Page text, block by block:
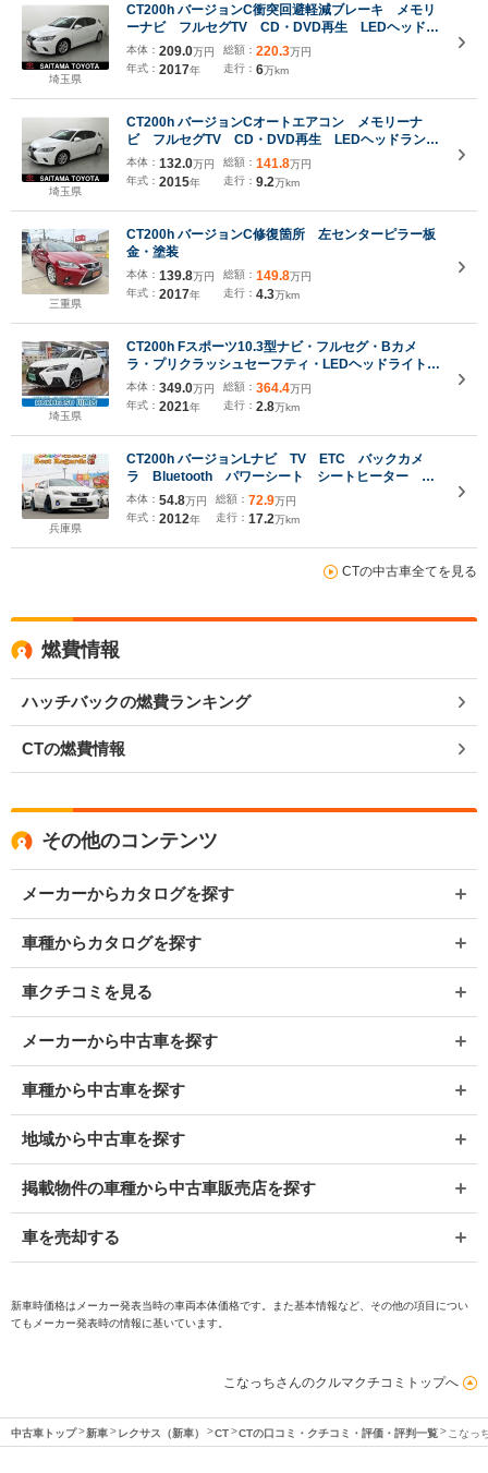
埼玉県
CT200h バージョンC衝突回避軽減ブレーキ メモリ
ーナビ フルセグTV CD・DVD再生 LEDヘッドラ
ンプ スマートキー オートエアコン パワーウィン
ドウ パワーステアリング クルーズコントロール
本体： 209.0万円
年式： 2017年
総額： 220.3万円
走行： 6万km
埼玉県
CT200h バージョンCオートエアコン メモリーナ
ビ フルセグTV CD・DVD再生 LEDヘッドラン
プ 純正アルミホイール スマートキー クルーズコ
ントロール パワーシート 合成皮革シート アイド
リングストップ
本体： 132.0万円
年式： 2015年
総額： 141.8万円
走行： 9.2万km
三重県
CT200h バージョンC修復箇所 左センターピラー板
金・塗装
本体： 139.8万円
年式： 2017年
総額： 149.8万円
走行： 4.3万km
埼玉県
CT200h Fスポーツ10.3型ナビ・フルセグ・Bカメ
ラ・プリクラッシュセーフティ・LEDヘッドライト・
クリアランスソナー
本体： 349.0万円
年式： 2021年
総額： 364.4万円
走行： 2.8万km
兵庫県
CT200h バージョンLナビ TV ETC バックカメ
ラ Bluetooth パワーシート シートヒーター 電
動格納ミラー パワーステアリング パワーウィンド
ウ
本体： 54.8万円
年式： 2012年
総額： 72.9万円
走行： 17.2万km
CTの中古車全てを見る
燃費情報
ハッチバックの燃費ランキング
CTの燃費情報
その他のコンテンツ
メーカーからカタログを探す
車種からカタログを探す
車クチコミを見る
メーカーから中古車を探す
車種から中古車を探す
地域から中古車を探す
掲載物件の車種から中古車販売店を探す
車を売却する
新車時価格はメーカー発表当時の車両本体価格です。また基本情報など、その他の項目につい
てもメーカー発表時の情報に基いています。
こなっちさんのクルマクチコミトップへ
中古車トップ 新車 レクサス（新車） CT CTの口コミ・クチコミ・評価・評判一覧 こなっ